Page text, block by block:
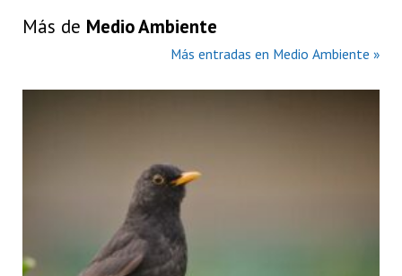
Más de Medio Ambiente
Más entradas en Medio Ambiente »